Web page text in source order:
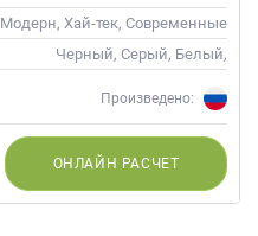
Глянцевые
Модерн, Хай-тек, Современные
Черный, Серый, Белый,
Слоновая кость, Кремовый
Произведено:
ОНЛАЙН РАСЧЕТ